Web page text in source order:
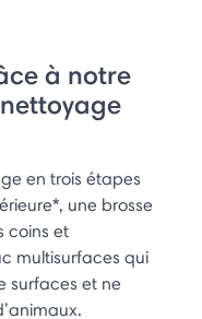
à notre
en trois étapes
une brosse
coins et
multisurfaces qui
surfaces et ne